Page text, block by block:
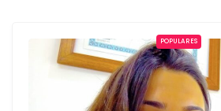
POPULARES